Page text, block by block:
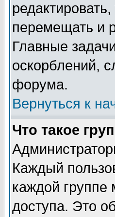
перемещать и
Главные
оскорблений,
форума.
Вернуться к
Что такое
Каждый
каждой группе
доступа. Это